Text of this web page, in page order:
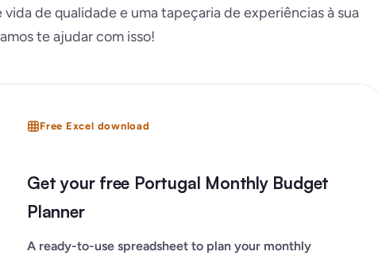
de qualidade e uma tapeçaria de experiências à sua
te ajudar com isso!
Free Excel download
Get your free Portugal Monthly Budget
Planner
A ready-to-use spreadsheet to plan your monthly